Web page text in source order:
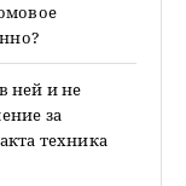
ней и не
за
техника